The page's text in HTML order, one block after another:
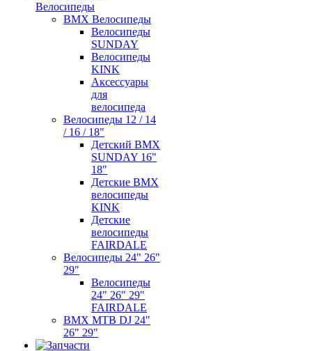
Велосипеды
BMX Велосипеды
Велосипеды
SUNDAY
Велосипеды
KINK
Аксессуары
для
велосипеда
Велосипеды 12 / 14
/ 16 / 18"
Детский BMX
SUNDAY 16"
18"
Детские BMX
велосипеды
KINK
Детские
велосипеды
FAIRDALE
Велосипеды 24" 26"
29"
Велосипеды
24" 26" 29"
FAIRDALE
BMX MTB DJ 24"
26" 29"